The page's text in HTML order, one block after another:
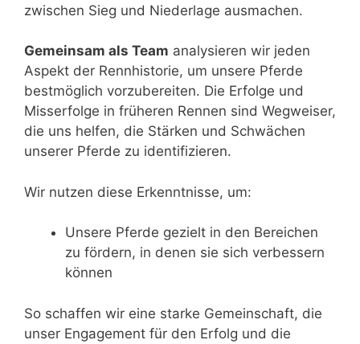
zwischen Sieg und Niederlage ausmachen.
Gemeinsam als Team analysieren wir jeden
Aspekt der Rennhistorie, um unsere Pferde
bestmöglich vorzubereiten. Die Erfolge und
Misserfolge in früheren Rennen sind Wegweiser,
die uns helfen, die Stärken und Schwächen
unserer Pferde zu identifizieren.
Wir nutzen diese Erkenntnisse, um:
Unsere Pferde gezielt in den Bereichen
zu fördern, in denen sie sich verbessern
können
So schaffen wir eine starke Gemeinschaft, die
unser Engagement für den Erfolg und die